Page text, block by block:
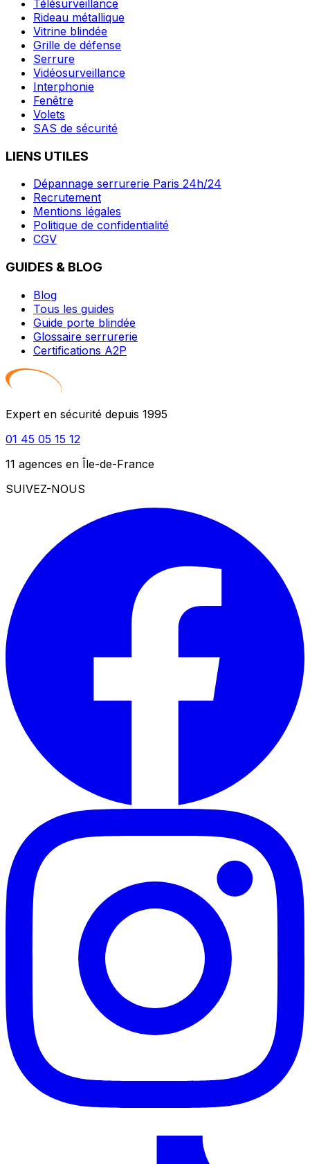
Télésurveillance
Rideau métallique
Vitrine blindée
Grille de défense
Serrure
Vidéosurveillance
Interphonie
Fenêtre
Volets
SAS de sécurité
LIENS UTILES
Dépannage serrurerie Paris 24h/24
Recrutement
Mentions légales
Politique de confidentialité
CGV
GUIDES & BLOG
Blog
Tous les guides
Guide porte blindée
Glossaire serrurerie
Certifications A2P
Expert en sécurité depuis 1995
01 45 05 15 12
11 agences en Île-de-France
SUIVEZ-NOUS